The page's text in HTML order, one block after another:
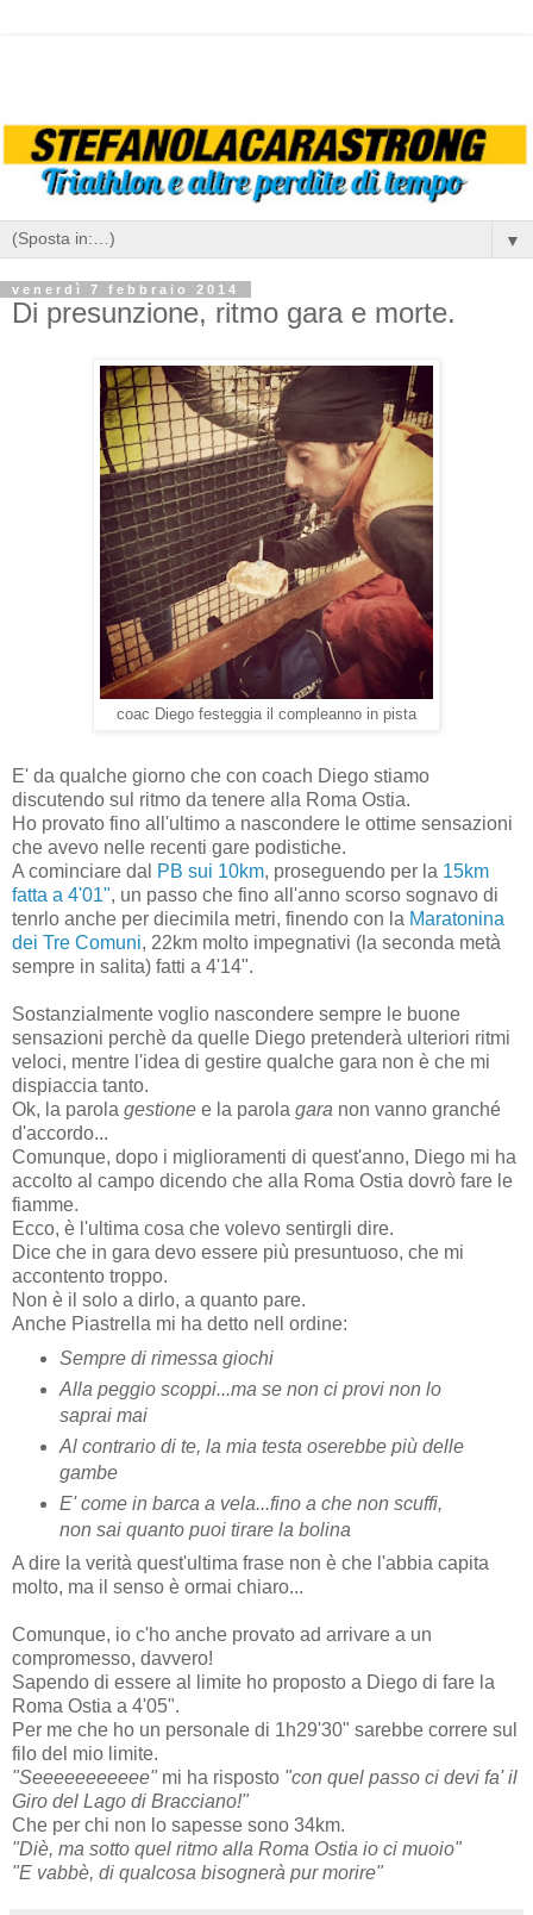
▼
venerdì 7 febbraio 2014
Di presunzione, ritmo gara e morte.
coac Diego festeggia il compleanno in pista
E' da qualche giorno che con coach Diego stiamo
discutendo sul ritmo da tenere alla Roma Ostia.
Ho provato fino all'ultimo a nascondere le ottime sensazioni
che avevo nelle recenti gare podistiche.
A cominciare dal
PB sui 10km, proseguendo per la 15km
fatta a 4'01", un passo che fino all'anno scorso sognavo di
tenrlo anche per diecimila metri, finendo con la Maratonina
dei Tre Comuni, 22km molto impegnativi (la seconda metà
sempre in salita) fatti a 4'14".
Sostanzialmente voglio nascondere sempre le buone
sensazioni perchè da quelle Diego pretenderà ulteriori ritmi
veloci, mentre l'idea di gestire qualche gara non è che mi
dispiaccia tanto.
Ok, la parola gestione e la parola gara non vanno granché
d'accordo...
Comunque, dopo i miglioramenti di quest'anno, Diego mi ha
accolto al campo dicendo che alla Roma Ostia dovrò fare le
fiamme.
Ecco, è l'ultima cosa che volevo sentirgli dire.
Dice che in gara devo essere più presuntuoso, che mi
accontento troppo.
Non è il solo a dirlo, a quanto pare.
Anche Piastrella mi ha detto nell ordine:
Sempre di rimessa giochi
Alla peggio scoppi...ma se non ci provi non lo
saprai mai
Al contrario di te, la mia testa oserebbe più delle
gambe
E' come in barca a vela...fino a che non scuffi,
non sai quanto puoi tirare la bolina
A dire la verità quest'ultima frase non è che l'abbia capita
molto, ma il senso è ormai chiaro...
Comunque, io c'ho anche provato ad arrivare a un
compromesso, davvero!
Sapendo di essere al limite ho proposto a Diego di fare la
Roma Ostia a 4'05".
Per me che ho un personale di 1h29'30" sarebbe correre sul
filo del mio limite.
"Seeeeeeeeeee" mi ha risposto "con quel passo ci devi fa' il
Giro del Lago di Bracciano!"
Che per chi non lo sapesse sono 34km.
"Diè, ma sotto quel ritmo alla Roma Ostia io ci muoio"
"E vabbè, di qualcosa bisognerà pur morire"